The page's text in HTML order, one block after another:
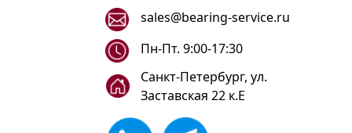
sales@bearing-service.ru
Санкт-Петербург, ул.
Заставская 22 к.Е
Пн-Пт. 9:00-17:30